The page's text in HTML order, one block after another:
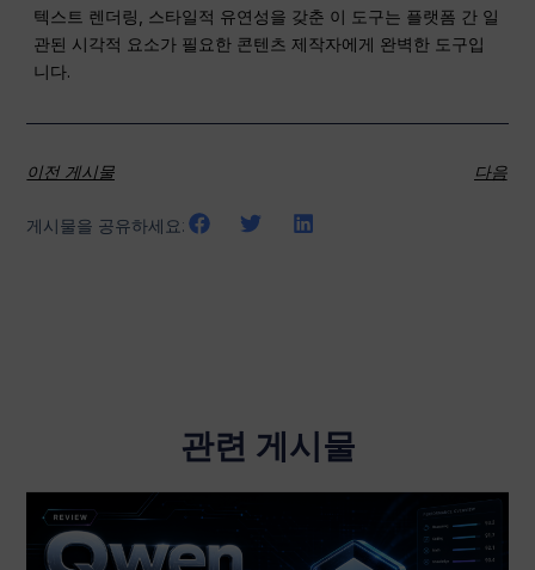
텍스트 렌더링, 스타일적 유연성을 갖춘 이 도구는 플랫폼 간 일
관된 시각적 요소가 필요한 콘텐츠 제작자에게 완벽한 도구입
니다.
이전 게시물 다음
게시물을 공유하세요:
관련 게시물